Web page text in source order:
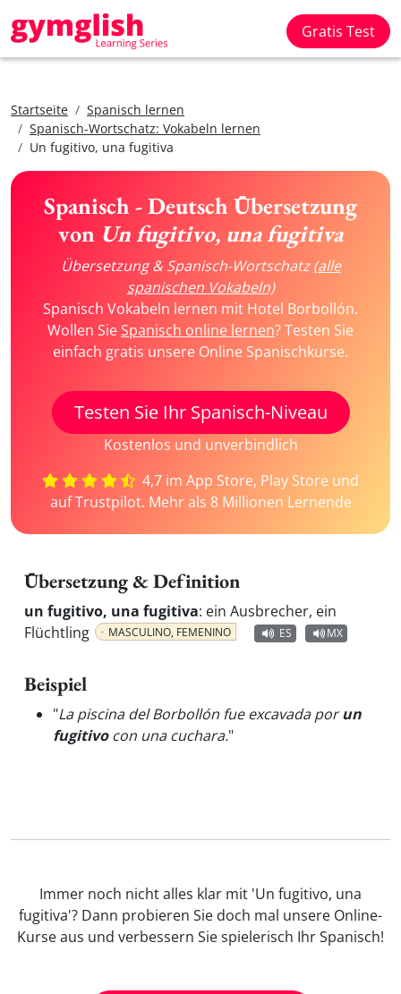
Gratis Test
Startseite
Spanisch lernen
Spanisch-Wortschatz: Vokabeln lernen
Un fugitivo, una fugitiva
Spanisch - Deutsch Übersetzung
von Un fugitivo, una fugitiva
Übersetzung & Spanisch-Wortschatz(alle
spanischen Vokabeln)
Spanisch Vokabeln lernen mit Hotel Borbollón.
Wollen SieSpanisch online lernen? Testen Sie
einfach gratis unsere Online Spanischkurse.
Testen Sie Ihr Spanisch-Niveau
Kostenlos und unverbindlich
4,7 im App Store, Play Store und
auf Trustpilot. Mehr als 8 Millionen Lernende
Übersetzung & Definition
un fugitivo, una fugitiva: ein Ausbrecher, ein
Flüchtling
MASCULINO, FEMENINO ES MX
Beispiel
"La piscina del Borbollón fue excavada porun
fugitivocon una cuchara."
Immer noch nicht alles klar mit 'Un fugitivo, una
fugitiva'? Dann probieren Sie doch mal unsere Online-
Kurse aus und verbessern Sie spielerisch Ihr Spanisch!